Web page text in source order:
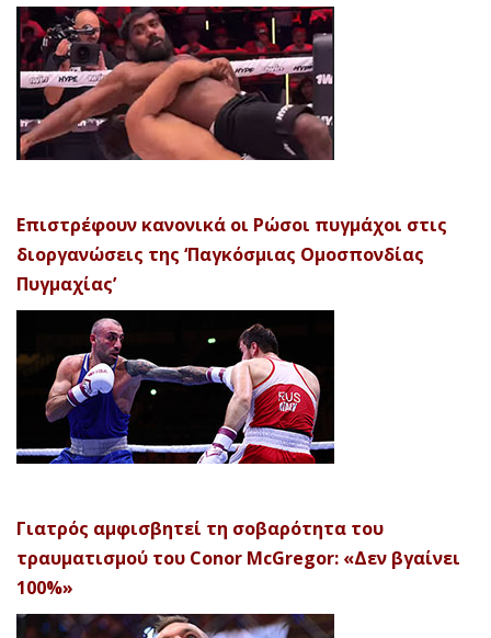
Επιστρέφουν κανονικά οι Ρώσοι πυγμάχοι στις
διοργανώσεις της ‘Παγκόσμιας Ομοσπονδίας
Πυγμαχίας’
Γιατρός αμφισβητεί τη σοβαρότητα του
τραυματισμού του Conor McGregor: «Δεν βγαίνει
100%»